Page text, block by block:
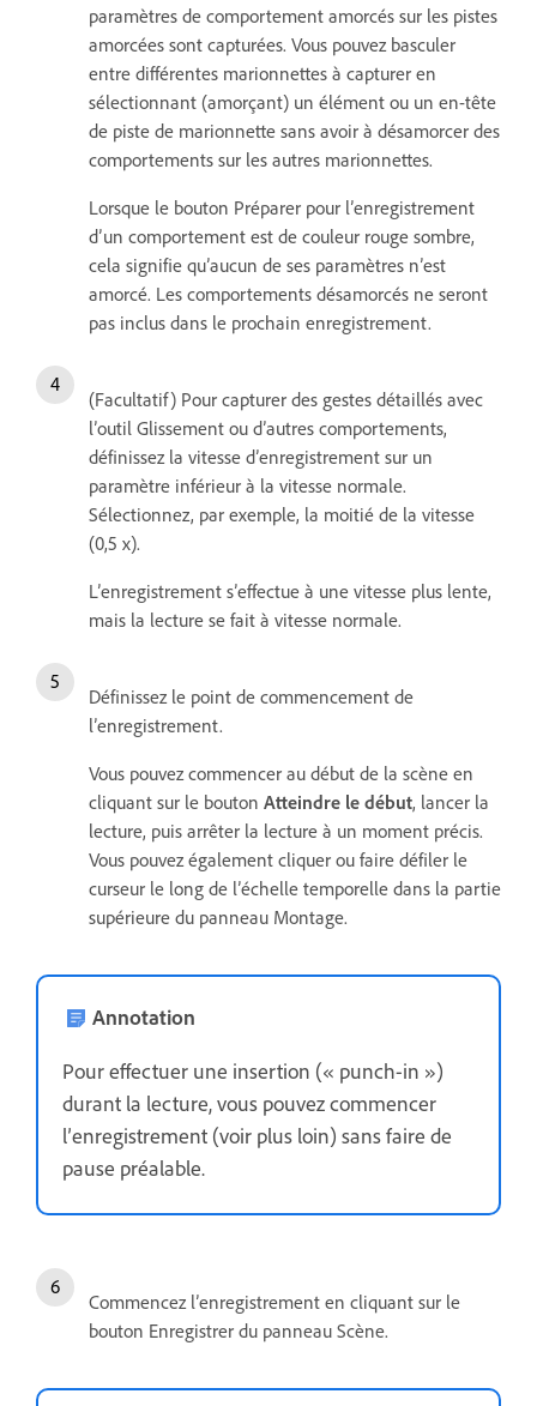
paramètres de comportement amorcés sur les pistes
amorcées sont capturées. Vous pouvez basculer
entre différentes marionnettes à capturer en
sélectionnant (amorçant) un élément ou un en-tête
de piste de marionnette sans avoir à désamorcer des
comportements sur les autres marionnettes.
Lorsque le bouton Préparer pour l’enregistrement
d’un comportement est de couleur rouge sombre,
cela signifie qu’aucun de ses paramètres n’est
amorcé. Les comportements désamorcés ne seront
pas inclus dans le prochain enregistrement.
(Facultatif) Pour capturer des gestes détaillés avec
l’outil Glissement ou d’autres comportements,
définissez la vitesse d’enregistrement sur un
paramètre inférieur à la vitesse normale.
Sélectionnez, par exemple, la moitié de la vitesse
(0,5 x).
L’enregistrement s’effectue à une vitesse plus lente,
mais la lecture se fait à vitesse normale.
Définissez le point de commencement de
l’enregistrement.
Vous pouvez commencer au début de la scène en
cliquant sur le bouton Atteindre le début, lancer la
lecture, puis arrêter la lecture à un moment précis.
Vous pouvez également cliquer ou faire défiler le
curseur le long de l’échelle temporelle dans la partie
supérieure du panneau Montage.
Annotation
Pour effectuer une insertion (« punch-in »)
durant la lecture, vous pouvez commencer
l’enregistrement (voir plus loin) sans faire de
pause préalable.
Commencez l’enregistrement en cliquant sur le
bouton Enregistrer du panneau Scène.